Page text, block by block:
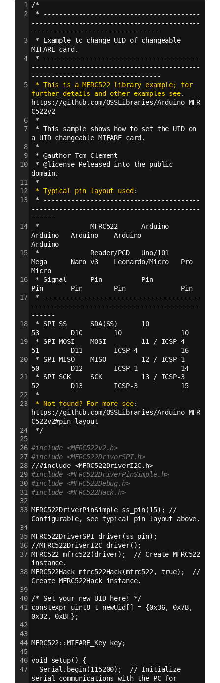
1
/*
2
* ----------------------------------------
-------------------------------------------
---------------------------------
3
* Example to change UID of changeable
MIFARE card.
4
* ----------------------------------------
-------------------------------------------
---------------------------------
5
* This is a MFRC522 library example; for
further details and other examples see
https : //github.com/OSSLibraries/Arduino_MFR
C522v2
6
7
* This sample shows how to set the UID on
a UID changeable MIFARE card.
8
9
* @author Tom Clement
10
* @license Released into the public
domain.
11
*
12
* Typical pin layout used :
13
* ----------------------------------------
-------------------------------------------
------
14
*             MFRC522      Arduino
Arduino   Arduino    Arduino
Arduino
15
*             Reader/PCD   Uno/101
Mega      Nano v3    Leonardo/Micro   Pro
Micro
16
* Signal      Pin          Pin
Pin       Pin        Pin              Pin
17
* ----------------------------------------
-------------------------------------------
------
18
* SPI SS      SDA(SS)      10
53        D10        10               10
19
* SPI MOSI    MOSI         11 / ICSP-4
51        D11        ICSP-4           16
20
* SPI MISO    MISO         12 / ICSP-1
50        D12        ICSP-1           14
21
* SPI SCK     SCK          13 / ICSP-3
52        D13        ICSP-3           15
22
*
23
* Not found? For more see
https : //github.com/OSSLibraries/Arduino_MFR
C522v2#pin-layout
24
*/
25
26 #include <MFRC522v2.h>
27 #include <MFRC522DriverSPI.h>
28
//#include <MFRC522DriverI2C.h>
29 #include <MFRC522DriverPinSimple.h>
30 #include <MFRC522Debug.h>
31
#include <MFRC522Hack.h>
32
33 MFRC522DriverPinSimple ss_pin(15); //
Configurable, see typical pin layout above.
34
35 MFRC522DriverSPI driver(ss_pin);
36
//MFRC522DriverI2C driver();
37 MFRC522 mfrc522(driver);  // Create MFRC522
instance.
38 MFRC522Hack mfrc522Hack(mfrc522, true);  //
Create MFRC522Hack instance.
39
40
/* Set your new UID here! */
41
constexpr uint8_t newUid [] = {0x36, 0x7B,
0x32 , 0xBF} ;
42
43
44 MFRC522::MIFARE_Key key;
45
46 void setup() {
47
  Serial.begin(115200);  // Initialize
serial communications with the PC for